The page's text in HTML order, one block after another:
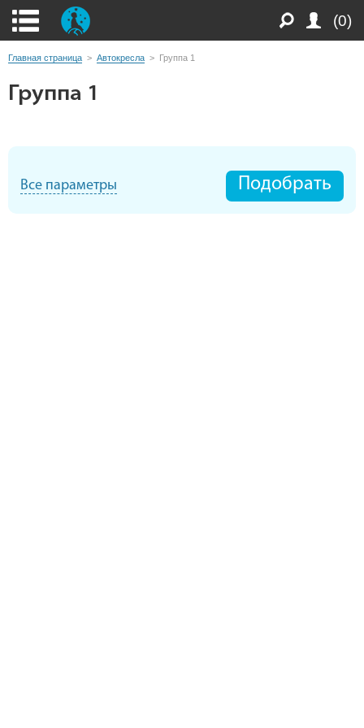
(0)
Главная страница > Автокресла > Группа 1
Группа 1
Все параметры Подобрать